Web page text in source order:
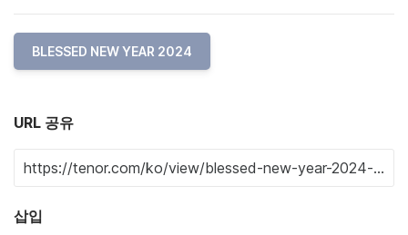
BLESSED NEW YEAR 2024
URL 공유
삽입